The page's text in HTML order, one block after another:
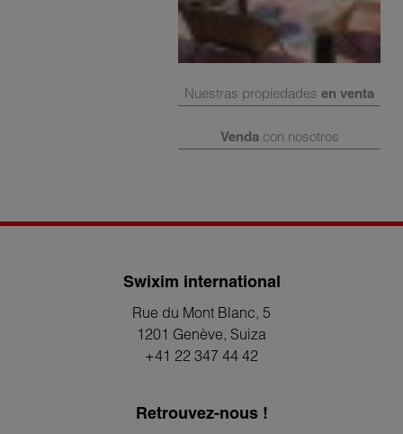
Nuestras propiedades en venta
Vendacon nosotros
Swixim international
Rue du Mont Blanc, 5
1201 Genève, Suiza
+41 22 347 44 42
Retrouvez-nous !